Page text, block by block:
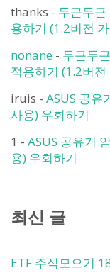
thanks - 두근두
용하기 (1.2버전
nonane - 두근두
적용하기 (1.2버전
iruis - ASUS 공유
사용) 우회하기
1 - ASUS 공유기
용) 우회하기
최신 글
ETF 주식모으기